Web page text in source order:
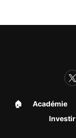
🏠︎ Académie
Investir